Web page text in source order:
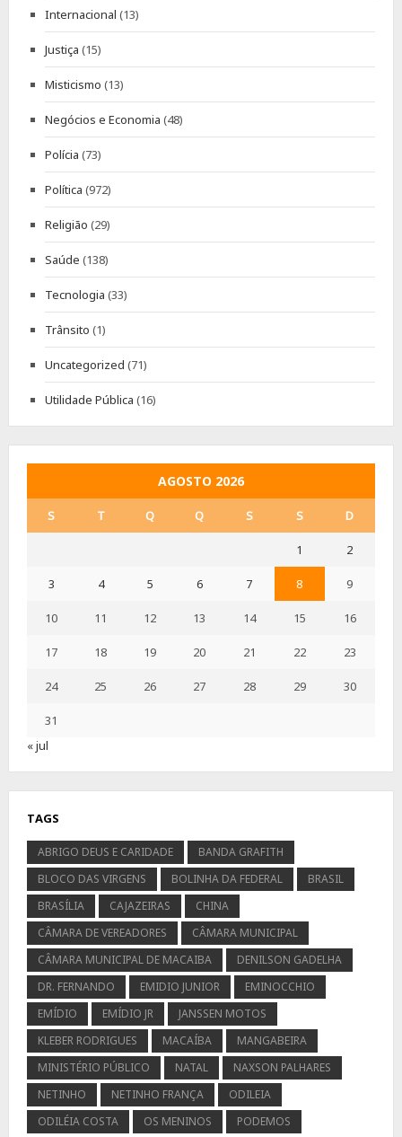
Internacional (13)
Justiça (15)
Misticismo (13)
Negócios e Economia (48)
Polícia (73)
Política (972)
Religião (29)
Saúde (138)
Tecnologia (33)
Trânsito (1)
Uncategorized (71)
Utilidade Pública (16)
AGOSTO 2026
S T Q Q S S D
1 2
3 4 5 6 7 8 9
10 11 12 13 14 15 16
17 18 19 20 21 22 23
24 25 26 27 28 29 30
31
« jul
TAGS
ABRIGO DEUS E CARIDADE
BANDA GRAFITH
BLOCO DAS VIRGENS
BOLINHA DA FEDERAL
BRASIL
BRASÍLIA
CAJAZEIRAS
CHINA
CÂMARA DE VEREADORES
CÂMARA MUNICIPAL
CÂMARA MUNICIPAL DE MACAIBA
DENILSON GADELHA
DR. FERNANDO
EMIDIO JUNIOR
EMINOCCHIO
EMÍDIO
EMÍDIO JR
JANSSEN MOTOS
KLEBER RODRIGUES
MACAÍBA
MANGABEIRA
MINISTÉRIO PÚBLICO
NATAL
NAXSON PALHARES
NETINHO
NETINHO FRANÇA
ODILEIA
ODILÉIA COSTA
OS MENINOS PODEMOS